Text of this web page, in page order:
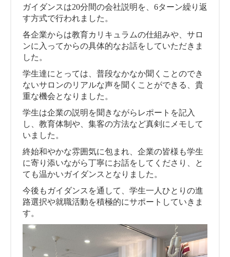
ガイダンスは20分間の会社説明を、6ターン繰り返
す方式で行われました。
各企業からは教育カリキュラムの仕組みや、サロ
ンに入ってからの具体的なお話をしていただきま
した。
学生達にとっては、普段なかなか聞くことのでき
ないサロンのリアルな声を聞くことができる、貴
重な機会となりました。
学生は企業の説明を聞きながらレポートを記入
し、教育体制や、集客の方法など真剣にメモして
いました。
終始和やかな雰囲気に包まれ、企業の皆様も学生
に寄り添いながら丁寧にお話をしてくださり、と
ても温かいガイダンスとなりました。
今後もガイダンスを通して、学生一人ひとりの進
路選択や就職活動を積極的にサポートしていきま
す。